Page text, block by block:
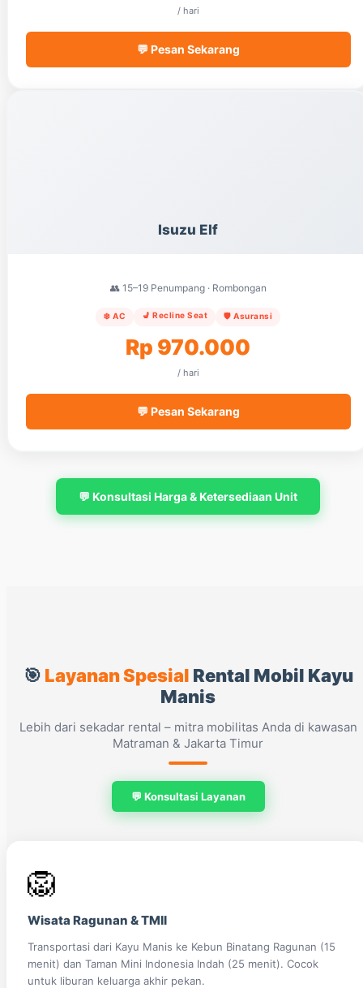
/ hari
💬 Pesan Sekarang
Isuzu Elf
👥 15–19 Penumpang · Rombongan
❄️ AC 💺 Recline Seat 🛡️ Asuransi
Rp 970.000
/ hari
💬 Pesan Sekarang
💬 Konsultasi Harga & Ketersediaan Unit
🎯 Layanan Spesial Rental Mobil Kayu
Manis
Lebih dari sekadar rental – mitra mobilitas Anda di kawasan
Matraman & Jakarta Timur
💬 Konsultasi Layanan
🦁
Wisata Ragunan & TMII
Transportasi dari Kayu Manis ke Kebun Binatang Ragunan (15
menit) dan Taman Mini Indonesia Indah (25 menit). Cocok
untuk liburan keluarga akhir pekan.